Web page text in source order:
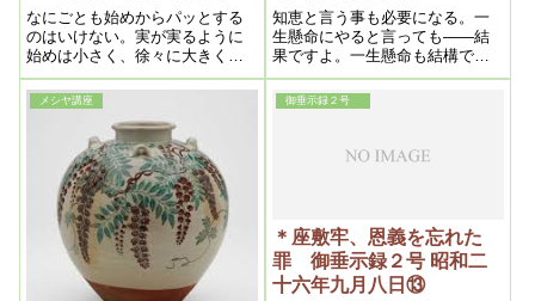
浄霊および信仰上の問題）
昭和二十六年五月二十日)
なにごとも始めからパッとする
のはいけない。実が実るように
始めは小さく、徐々に大きくな
るのが本当である。また発展し
ない理由は、なにか神様のお気
に入らぬことがあるわけもある
から、よくその心と行を考えて
みるべきである。
知恵と言う事も必要になる。一
生懸命にやると言っても――結
果ですよ。一生懸命も結構です
が、ただ、結果が現われなけれ
ばね。何彼に言うより、結果で
すよ。そう言う事は、怠けてい
ても、確かに信者ができるな
メシヤ講座 御垂示録２号
＊座敷牢、恩義を忘れた
罪 御垂示録２号 昭和二
十六年九月八日⑬